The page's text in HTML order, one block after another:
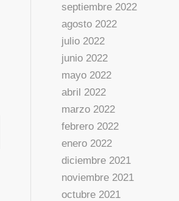
septiembre 2022
agosto 2022
julio 2022
junio 2022
mayo 2022
abril 2022
marzo 2022
febrero 2022
enero 2022
diciembre 2021
noviembre 2021
octubre 2021